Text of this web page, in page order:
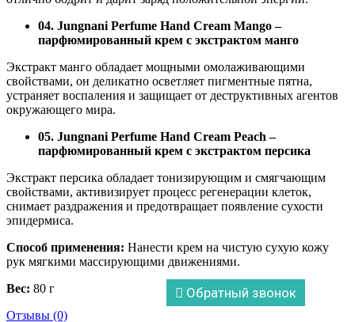
04. Jungnani Perfume Hand Cream Mango –
парфюмированный крем с экстрактом манго
Экстракт манго обладает мощными омолаживающими
свойствами, он деликатно осветляет пигментные пятна,
устраняет воспаления и защищает от деструктивных агентов
окружающего мира.
05. Jungnani Perfume Hand Cream Peach –
парфюмированный крем с экстрактом персика
Экстракт персика обладает тонизирующим и смягчающим
свойствами, активизирует процесс регенерации клеток,
снимает раздражения и предотвращает появление сухости
эпидермиса.
Способ применения: Нанести крем на чистую сухую кожу
рук мягкими массирующими движениями.
Вес: 80 г
Отзывы (0)
Обратный звонок